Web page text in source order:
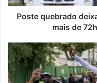
mais
Arroio
do
Meio
Poste quebrado
mais de
Justiça
inicia
julgamento
de